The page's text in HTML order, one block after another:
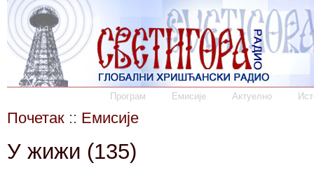
Програм Емисије Актуелно
Почетак :: Емисије
У жижи (135)